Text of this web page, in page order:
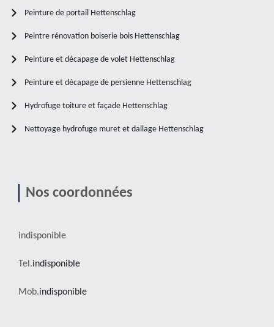
Peinture de portail Hettenschlag
Peintre rénovation boiserie bois Hettenschlag
Peinture et décapage de volet Hettenschlag
Peinture et décapage de persienne Hettenschlag
Hydrofuge toiture et façade Hettenschlag
Nettoyage hydrofuge muret et dallage Hettenschlag
Nos coordonnées
indisponible
Tel.indisponible
Mob.indisponible